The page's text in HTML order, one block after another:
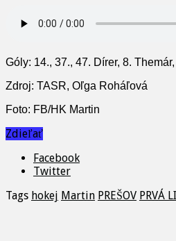
Góly: 14., 37., 47. Dírer, 8.
Zdroj: TASR, Oľga Roháľová
Foto: FB/HK Martin
Zdieľať
Facebook
Twitter
Tags hokej Martin PREŠOV PRVÁ